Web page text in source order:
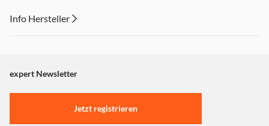
Info Hersteller
"Marketing".
Einstellungen anpassen
expert Newsletter
Jetzt registrieren